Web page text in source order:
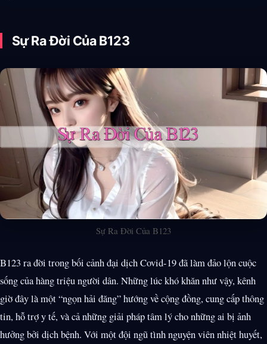
Sự Ra Đời Của B123
Sự Ra Đời Của B123
B123 ra đời trong bối cảnh đại dịch Covid-19 đã làm đảo lộn cuộc
sống của hàng triệu người dân. Những lúc khó khăn như vậy, kênh
giờ đây là một “ngọn hải đăng” hướng về cộng đồng, cung cấp thông
tin, hỗ trợ y tế, và cả những giải pháp tâm lý cho những ai bị ảnh
hưởng bởi dịch bệnh. Với một đội ngũ tình nguyện viên nhiệt huyết,